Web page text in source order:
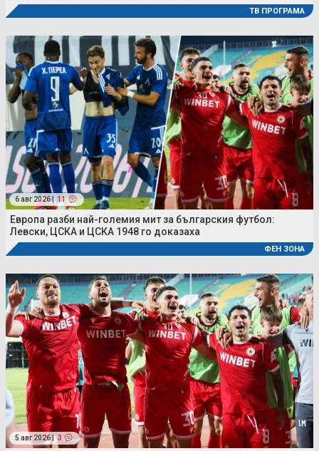
ТВ ПРОГРАМА
6 авг 2026 | 11
Европа разби най-големия мит за българския футбол:
Левски, ЦСКА и ЦСКА 1948 го доказаха
ФЕН ЗОНА
5 авг 2026 | 3